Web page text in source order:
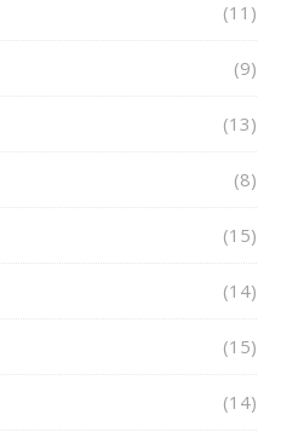
(11)
(9)
(13)
(8)
(15)
(14)
(15)
(14)